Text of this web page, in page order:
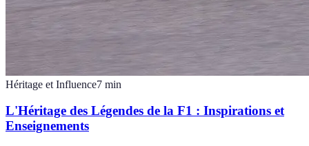
Héritage et Influence7 min
L'Héritage des Légendes de la F1 : Inspirations et
Enseignements